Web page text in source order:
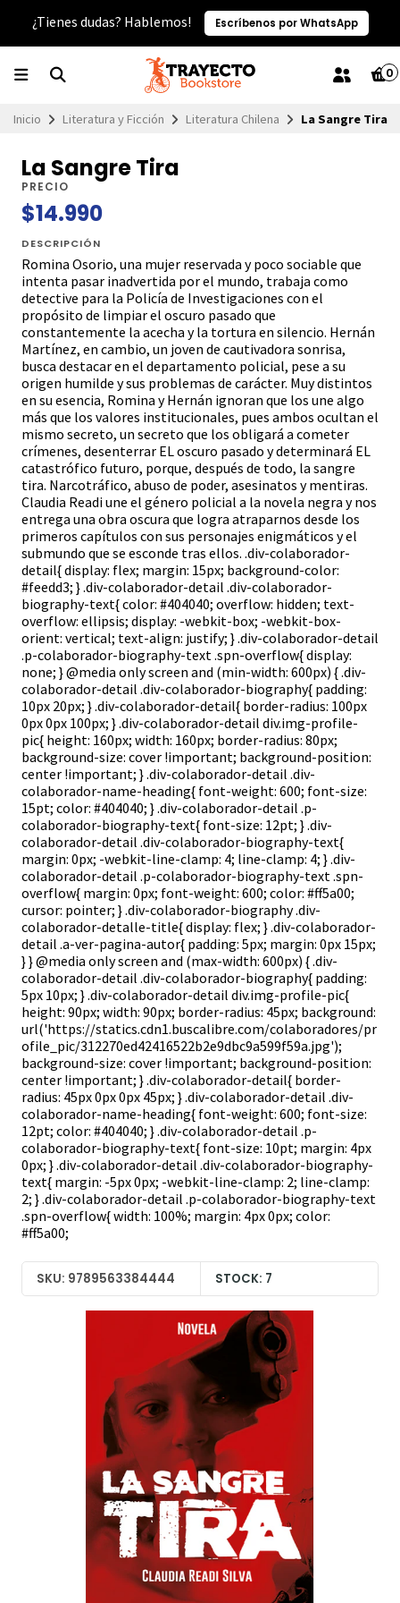
¿Tienes dudas? Hablemos! Escríbenos por WhatsApp
0
Inicio Literatura y Ficción Literatura Chilena La Sangre Tira
La Sangre Tira
PRECIO
$14.990
DESCRIPCIÓN
Romina Osorio, una mujer reservada y poco sociable que
intenta pasar inadvertida por el mundo, trabaja como
detective para la Policía de Investigaciones con el
propósito de limpiar el oscuro pasado que
constantemente la acecha y la tortura en silencio. Hernán
Martínez, en cambio, un joven de cautivadora sonrisa,
busca destacar en el departamento policial, pese a su
origen humilde y sus problemas de carácter. Muy distintos
en su esencia, Romina y Hernán ignoran que los une algo
más que los valores institucionales, pues ambos ocultan el
mismo secreto, un secreto que los obligará a cometer
crímenes, desenterrar EL oscuro pasado y determinará EL
catastrófico futuro, porque, después de todo, la sangre
tira. Narcotráfico, abuso de poder, asesinatos y mentiras.
Claudia Readi une el género policial a la novela negra y nos
entrega una obra oscura que logra atraparnos desde los
primeros capítulos con sus personajes enigmáticos y el
submundo que se esconde tras ellos. .div-colaborador-
detail{ display: flex; margin: 15px; background-color:
#feedd3; } .div-colaborador-detail .div-colaborador-
biography-text{ color: #404040; overflow: hidden; text-
overflow: ellipsis; display: -webkit-box; -webkit-box-
orient: vertical; text-align: justify; } .div-colaborador-detail
.p-colaborador-biography-text .spn-overflow{ display:
none; } @media only screen and (min-width: 600px) { .div-
colaborador-detail .div-colaborador-biography{ padding:
10px 20px; } .div-colaborador-detail{ border-radius: 100px
0px 0px 100px; } .div-colaborador-detail div.img-profile-
pic{ height: 160px; width: 160px; border-radius: 80px;
background-size: cover !important; background-position:
center !important; } .div-colaborador-detail .div-
colaborador-name-heading{ font-weight: 600; font-size:
15pt; color: #404040; } .div-colaborador-detail .p-
colaborador-biography-text{ font-size: 12pt; } .div-
colaborador-detail .div-colaborador-biography-text{
margin: 0px; -webkit-line-clamp: 4; line-clamp: 4; } .div-
colaborador-detail .p-colaborador-biography-text .spn-
overflow{ margin: 0px; font-weight: 600; color: #ff5a00;
cursor: pointer; } .div-colaborador-biography .div-
colaborador-detalle-title{ display: flex; } .div-colaborador-
detail .a-ver-pagina-autor{ padding: 5px; margin: 0px 15px;
} } @media only screen and (max-width: 600px) { .div-
colaborador-detail .div-colaborador-biography{ padding:
5px 10px; } .div-colaborador-detail div.img-profile-pic{
height: 90px; width: 90px; border-radius: 45px; background:
url('https://statics.cdn1.buscalibre.com/colaboradores/pr
ofile_pic/312270ed42416522b2e9dbc9a599f59a.jpg');
background-size: cover !important; background-position:
center !important; } .div-colaborador-detail{ border-
radius: 45px 0px 0px 45px; } .div-colaborador-detail .div-
colaborador-name-heading{ font-weight: 600; font-size:
12pt; color: #404040; } .div-colaborador-detail .p-
colaborador-biography-text{ font-size: 10pt; margin: 4px
0px; } .div-colaborador-detail .div-colaborador-biography-
text{ margin: -5px 0px; -webkit-line-clamp: 2; line-clamp:
2; } .div-colaborador-detail .p-colaborador-biography-text
.spn-overflow{ width: 100%; margin: 4px 0px; color:
#ff5a00;
SKU: 9789563384444 STOCK: 7